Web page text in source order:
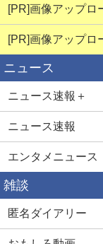
[PR]画像アップロ
[PR]画像アップロ
ニュース
ニュース速報＋
ニュース速報
エンタメニュース
雑談
匿名ダイアリー